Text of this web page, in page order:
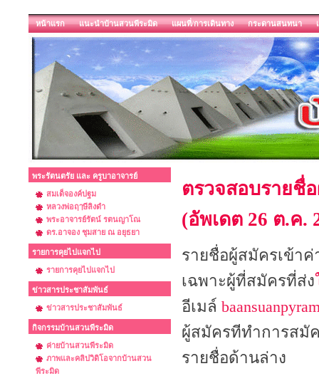
หน้าแรก แนะนำบ้านสวนพีระมิด แผนที่/การเดินทาง กระดานสนทนา
พระรัตนตรัย และ ครูบาอาจารย์
สมเด็จองค์ปฐม
หลวงพ่อฤๅษีลิงดำ
พระอาจารย์รัตน์ รตนญาโณ
ดร.อาจอง ชุมสาย ณ อยุธยา
รายการคุยไปแจกไป
รายการคุยไปแจกไป
ข่าวสารประชาสัมพันธ์
ข่าวสารประชาสัมพันธ์
กิจกรรมบ้านสวนพีระมิด
ค่ายบ้านสวนพีระมิด
ภาพและคลิปวิดิโอจากบ้านสวน
พีระมิด
ตรวจสอบรายชื่
(อัพเดต 26 ต.ค.
รายชื่อผู้สมัครเข้า
เฉพาะผู้ที่สมัครที่ส่ง
อีเมล์
ผู้สมัครทีทำการสมั
รายชื่อด้านล่าง